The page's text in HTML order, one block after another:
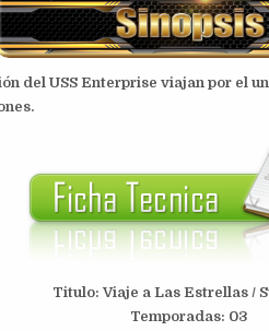
del USS Enterprise viajan por el
Titulo: Viaje a Las Estrellas /
Temporadas: 03